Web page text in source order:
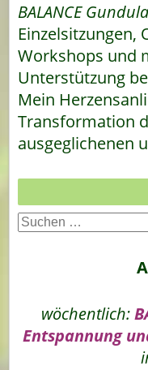
BALANCE
Einzelsitzungen,
Workshops und
Unterstützung
Mein
Transformation
ausgeglichenen
Suchen
nach:
wöchentlich:
Entspannung